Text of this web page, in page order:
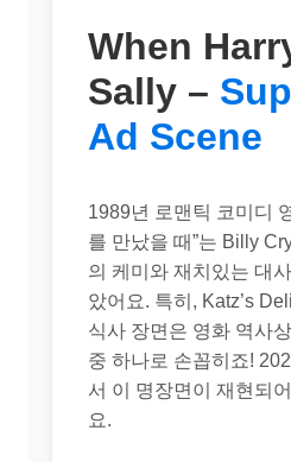
When
Sally –
Ad Scene
1989년 로맨틱 코미디
를 만났을 때”는 Billy
의 케미와 재치있는 대
았어요. 특히, Katz’s
식사 장면은 영화 역사
중 하나로 손꼽히죠!
서 이 명장면이 재현되
요.